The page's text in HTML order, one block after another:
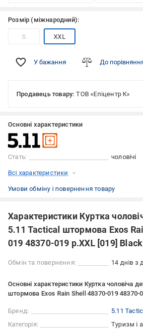
Розмір (міжнародний):
S XXL
У бажання До
Продавець товару: ТОВ «Епіцентр К»
Основні характеристики
Стать: чоловічі
Всі характеристики
Умови обміну і повернення товару
Характеристики Куртка
5.11 Tactical штормова Exos
019 48370-019 р.XXL [019] Black
Обмін та повернення: 14 днів з
Основні характеристики Куртка чоловіча
штормова Exos Rain Shell 48370-019 48370-
Бренд:
5.11
Категорія:
Туризм і